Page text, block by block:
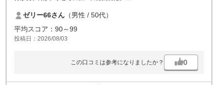
だいて大変ありがたかった。
グリーンが難しくて手こずったけど、高原ゴルフはほんと気持ちいい。
是非また行きたいし、宿泊もしてみたい。
ゼリー66さん （男性 / 50代）
平均スコア：90～99
投稿日：2026/08/03
この口コミは参考になりましたか？ 0